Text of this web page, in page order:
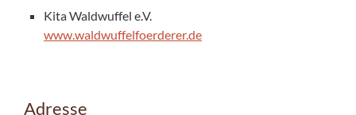
Kita Waldwuffel e.V.
www.waldwuffelfoerderer.de
Adresse